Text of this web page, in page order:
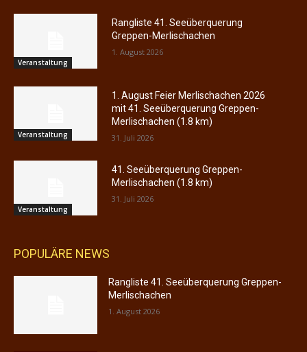
Veranstaltung
Rangliste 41. Seeüberquerung
Greppen-Merlischachen
1. August 2026
Veranstaltung
1. August Feier Merlischachen 2026
mit 41. Seeüberquerung Greppen-
Merlischachen (1.8 km)
31. Juli 2026
Veranstaltung
41. Seeüberquerung Greppen-
Merlischachen (1.8 km)
31. Juli 2026
POPULÄRE NEWS
Rangliste 41. Seeüberquerung Greppen-
Merlischachen
1. August 2026